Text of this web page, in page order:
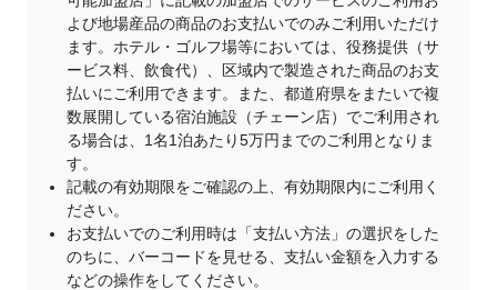
よび地場産品の商品のお支払いでのみご利用いただけ
ます。ホテル・ゴルフ場等においては、役務提供（サ
ービス料、飲食代）、区域内で製造された商品のお支
払いにご利用できます。また、都道府県をまたいで複
数展開している宿泊施設（チェーン店）でご利用され
る場合は、1名1泊あたり5万円までのご利用となりま
す。
記載の有効期限をご確認の上、有効期限内にご利用く
ださい。
お支払いでのご利用時は「支払い方法」の選択をした
のちに、バーコードを見せる、支払い金額を入力する
などの操作をしてください。